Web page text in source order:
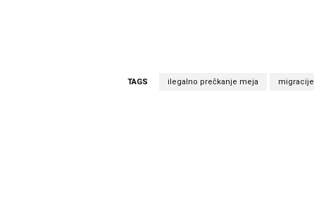
TAGS ilegalno prečkanje meja migracije